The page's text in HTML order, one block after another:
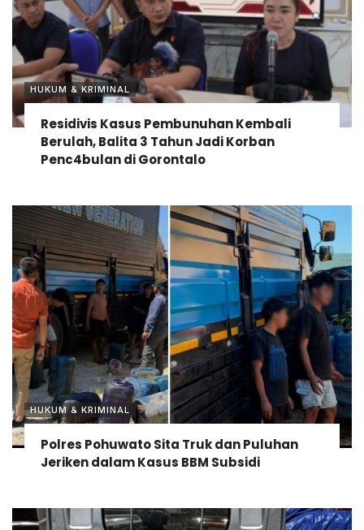
HUKUM & KRIMINAL
Residivis Kasus Pembunuhan Kembali
Berulah, Balita 3 Tahun Jadi Korban
Penc4bulan di Gorontalo
HUKUM & KRIMINAL
Polres Pohuwato Sita Truk dan Puluhan
Jeriken dalam Kasus BBM Subsidi